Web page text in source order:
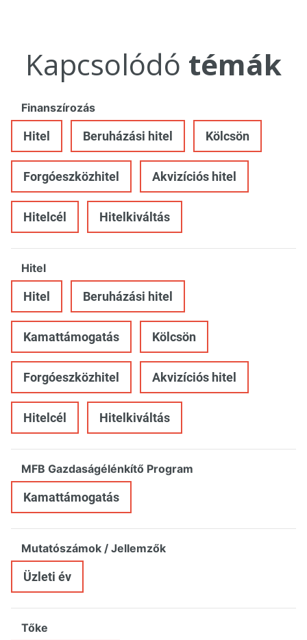
Kapcsolódó témák
Finanszírozás
Hitel Beruházási hitel Kölcsön
Forgóeszközhitel Akvizíciós hitel
Hitelcél Hitelkiváltás
Hitel
Hitel Beruházási hitel
Kamattámogatás Kölcsön
Forgóeszközhitel Akvizíciós hitel
Hitelcél Hitelkiváltás
MFB Gazdaságélénkítő Program
Kamattámogatás
Mutatószámok / Jellemzők
Üzleti év
Tőke